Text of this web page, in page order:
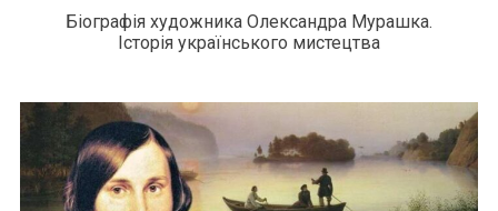
Біографія художника Олександра Мурашка.
Історія українського мистецтва